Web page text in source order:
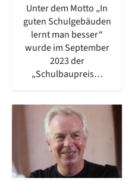
Unter dem Motto „In
guten Schulgebäuden
lernt man besser“
wurde im September
2023 der
„Schulbaupreis…